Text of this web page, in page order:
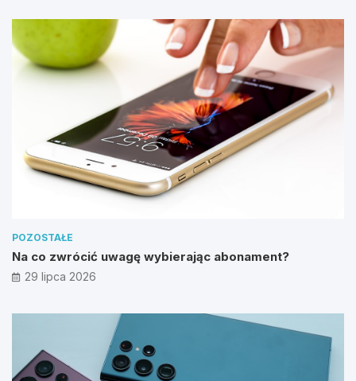
POZOSTAŁE
Na co zwrócić uwagę wybierając abonament?
29 lipca 2026